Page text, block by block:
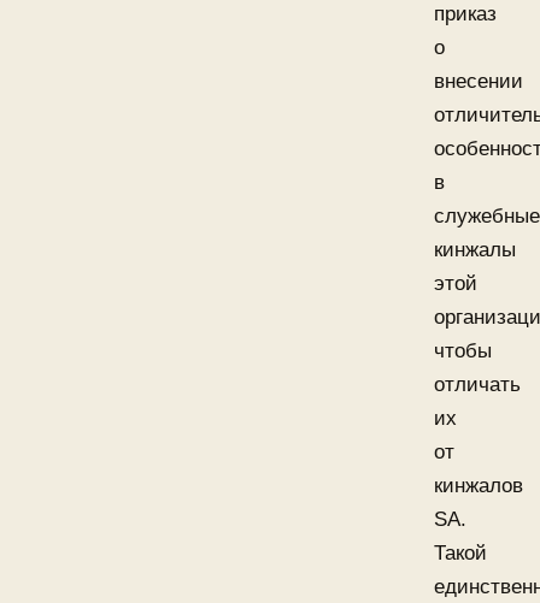
приказ
о
внесении
в
служебные
кинжалы
этой
чтобы
отличать
их
от
кинжалов
SA.
Такой